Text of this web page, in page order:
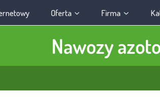
Oferta Firma
Nawozy